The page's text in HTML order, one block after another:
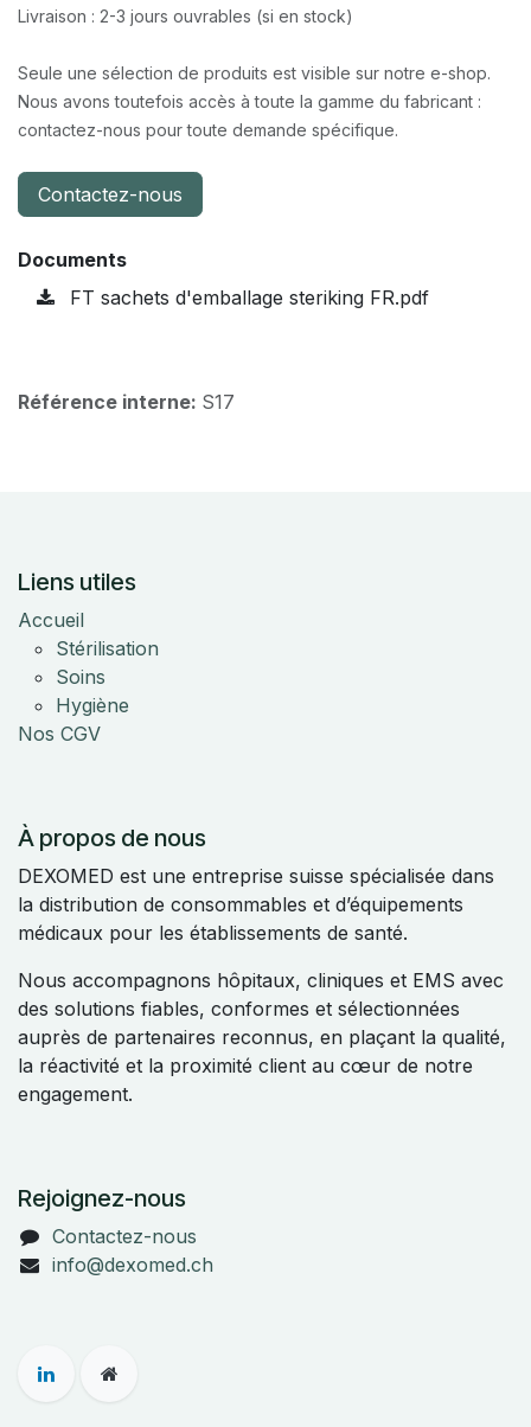
Livraison : 2-3 jours ouvrables (si en stock)
Seule une sélection de produits est visible sur notre e-shop.
Nous avons toutefois accès à toute la gamme du fabricant :
contactez-nous pour toute demande spécifique.
Contactez-nous
Documents
FT sachets d'emballage steriking FR.pdf
Référence interne: S17
Liens utiles
Accueil
Stérilisation
Soins
Hygiène
Nos CGV
À propos de nous
DEXOMED est une entreprise suisse spécialisée dans
la distribution de consommables et d’équipements
médicaux pour les établissements de santé.
Nous accompagnons hôpitaux, cliniques et EMS avec
des solutions fiables, conformes et sélectionnées
auprès de partenaires reconnus, en plaçant la qualité,
la réactivité et la proximité client au cœur de notre
engagement.
Rejoignez-nous
Contactez-nous
info@dexomed.ch